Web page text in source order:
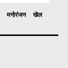
मनोरंजन
खेल